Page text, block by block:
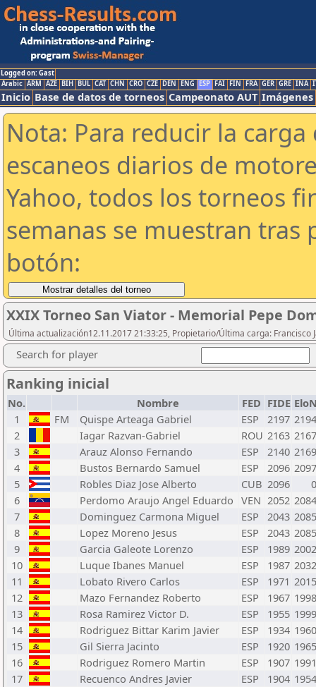
Logged on: Gast
Arabic ARM AZE BIH BUL CAT CHN CRO CZE DEN ENG ESP FAI FIN FRA GER GRE INA
Inicio Base de datos de torneos Campeonato AUT Imágenes
Nota: Para reducir la
escaneos diarios de
Yahoo, todos los torneos
semanas se muestran tras
botón:
XXIX Torneo San Viator - Memorial Pepe
Última actualización12.11.2017 21:33:25, Propietario/Última carga: Francisco
Search for player
Ranking inicial
No. Nombre FED FIDE
1
FM Quispe Arteaga Gabriel ESP 2197 2194
2
Iagar Razvan-Gabriel ROU 2163 2167
3
Arauz Alonso Fernando ESP 2140 2169
4
Bustos Bernardo Samuel ESP 2096 2097
5
Robles Diaz Jose Alberto CUB 2096
0
6
Perdomo Araujo Angel Eduardo VEN 2052 2084
7
Dominguez Carmona Miguel ESP 2043 2085
8
Lopez Moreno Jesus ESP 2043 2085
9
Garcia Galeote Lorenzo ESP 1989 2002
10
Luque Ibanes Manuel ESP 1987 2032
11
Lobato Rivero Carlos ESP 1971 2015
12
Mazo Fernandez Roberto ESP 1967 1998
13
Rosa Ramirez Victor D. ESP 1955 1999
14
Rodriguez Bittar Karim Javier ESP 1934 1960
15
Gil Sierra Jacinto ESP 1920 1965
16
Rodriguez Romero Martin ESP 1907 1991
17
Recuenco Andres Javier ESP 1904 1954